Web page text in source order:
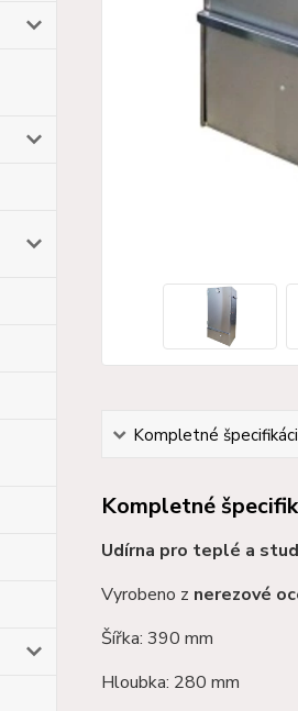
Kompletné
Kompletné
Udírna pro teplé a
Vyrobeno z nerezové
Šířka: 390 mm
Hloubka: 280 mm